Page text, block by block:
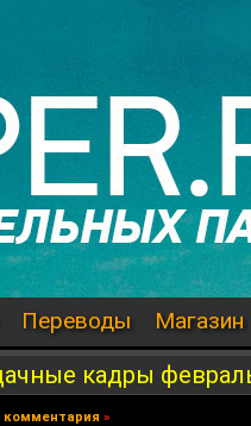
Переводы Магазин
кадры
комментария »